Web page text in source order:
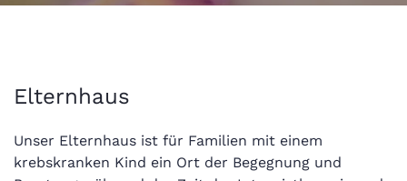
Elternhaus
Unser Elternhaus ist für Familien mit einem
krebskranken Kind ein Ort der Begegnung und